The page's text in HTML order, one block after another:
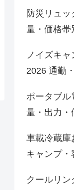
防災リュ
量・価格帯
ノイズキ
2026 通勤
ポータブル
量・出力・
車載冷蔵庫
キャンプ・
クールリ